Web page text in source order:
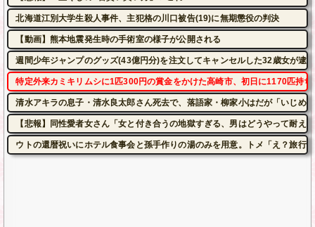
北海道江別大学生殺人事件、主犯格の川口被告(19)に無期懲役の判決
【動画】熊本地震発生時の手術室の様子が公開される
週間少年ジャンプのグッズ(43億円分)を注文してキャンセルした32歳女が逮捕
特定外来カミキリムシに1匹300円の賞金をかけた高崎市、初日に1170匹持ち
清水アキラの息子・清水良太郎さん死去で、落語家・柳家小はだが「いじめ
【悲報】同性愛者女さん「女と付き合うの地獄すぎる、男はどうやって耐
ウトの還暦祝いにホテル食事会と孫手作りの湯のみを用意。トメ「え？旅